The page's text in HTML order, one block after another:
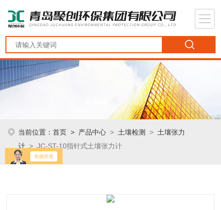
当前位置：首页 > 产品中心 > 土壤检测 > 土壤张力
计 > JC-ST-10指针式土壤张力计